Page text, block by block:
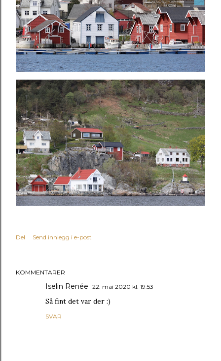
Del Send innlegg i e-post
KOMMENTARER
Iselin Renée 22. mai 2020 kl. 19:53
Så fint det var der :)
SVAR